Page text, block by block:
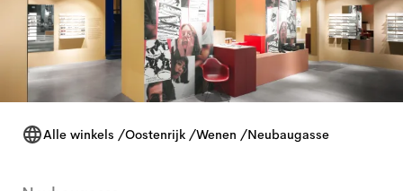
Alle winkels /Oostenrijk /Wenen /Neubaugasse